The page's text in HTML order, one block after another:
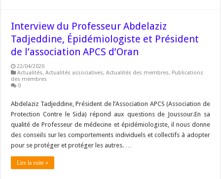
Interview du Professeur Abdelaziz
Tadjeddine, Épidémiologiste et Président
de l’association APCS d’Oran
22/04/2020
Actualités,Actualités associatives,Actualités des membres, Publications
des membres
0
Abdelaziz Tadjeddine, Président de l’Association APCS (Association de
Protection Contre le Sida) répond aux questions de Joussour.En sa
qualité de Professeur de médecine et épidémiologiste, il nous donne
des conseils sur les comportements individuels et collectifs à adopter
pour se protéger et protéger les autres. …
Lire la suite »